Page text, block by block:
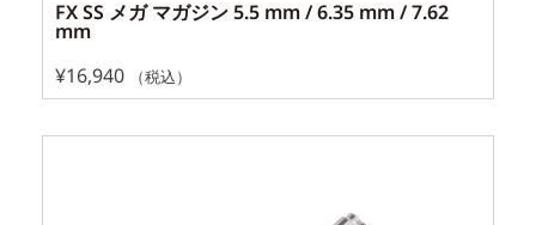
FX SS メガ マガジン 5.5 mm / 6.35 mm / 7.62
mm
¥16,940 （税込）